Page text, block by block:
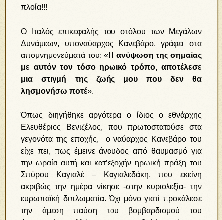
πλοία!!!
Ο Ιταλός επικεφαλής του στόλου των Μεγάλων
Δυνάμεων, υποναύαρχος Κανεβάρο, γράφει στα
απομνημονεύματά του: «Η ανύψωση της σημαίας
με αυτόν τον τόσο ηρωικό τρόπο, αποτέλεσε
μια στιγμή της ζωής μου που δεν θα
λησμονήσω ποτέ».
Όπως διηγήθηκε αργότερα ο ίδιος ο εθνάρχης
Ελευθέριος Βενιζέλος, που πρωτοστατούσε στα
γεγονότα της εποχής, ο ναύαρχος Κανεβάρο του
είχε πει, πως έμεινε άναυδος από θαυμασμό για
την ωραία αυτή και κατ’εξοχήν ηρωική πράξη του
Σπύρου Καγιαλέ – Καγιαλεδάκη, που εκείνη
ακριβώς την ημέρα νίκησε -στην κυριολεξία- την
ευρωπαϊκή διπλωματία. Όχι μόνο γιατί προκάλεσε
την άμεση παύση του βομβαρδισμού του